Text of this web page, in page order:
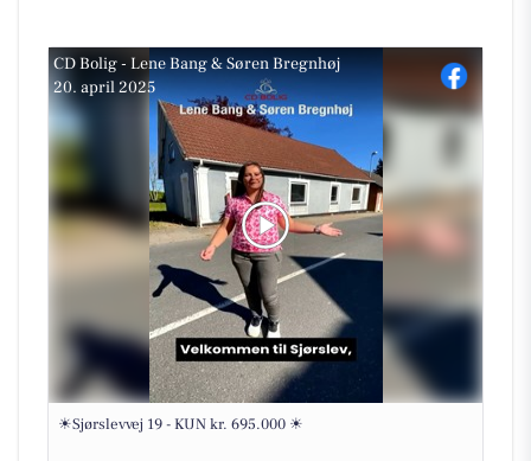
CD Bolig - Lene Bang & Søren Bregnhøj
20. april 2025
☀Sjørslevvej 19 - KUN kr. 695.000 ☀